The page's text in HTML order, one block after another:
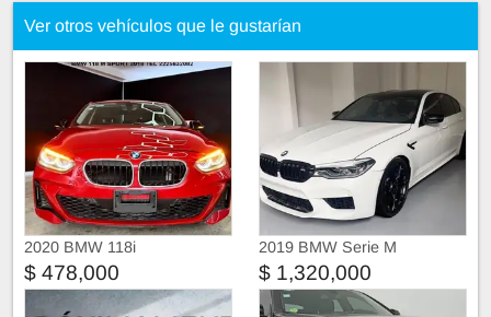
Ver otros vehículos que le gustarían
2020 BMW 118i
$ 478,000
2019 BMW Serie M
$ 1,320,000